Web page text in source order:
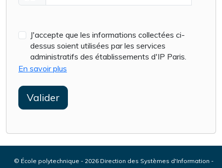
J'accepte que les informations collectées ci-
dessus soient utilisées par les services
administratifs des établissements d'IP Paris.
En savoir plus
Valider
© École polytechnique - 2026 Direction des Systèmes d'Information -